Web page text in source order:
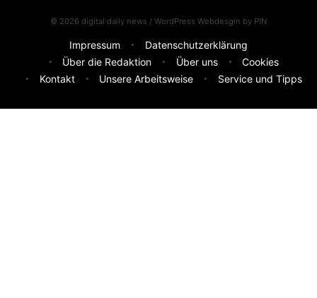
© 2026 digital daily news / WordPress Webdesgin by PIN
Impressum
Datenschutzerklärung
Über die Redaktion
Über uns
Cookies
Kontakt
Unsere Arbeitsweise Service und Tipps